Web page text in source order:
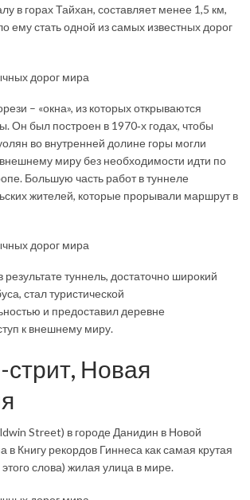
в горах Тайхан, составляет менее 1,5 км,
ему стать одной из самых известных дорог
– «окна», из которых открываются
Он был построен в 1970‑х годах, чтобы
во внутренней долине горы могли
внешнему миру без необходимости идти по
Большую часть работ в туннеле
жителей, которые прорывали маршрут в
туннель, достаточно широкий
стал туристической
и предоставил деревне
к внешнему миру.
Новая
Street) в городе Данидин в Новой
в Книгу рекордов Гиннеса как самая крутая
слова) жилая улица в мире.